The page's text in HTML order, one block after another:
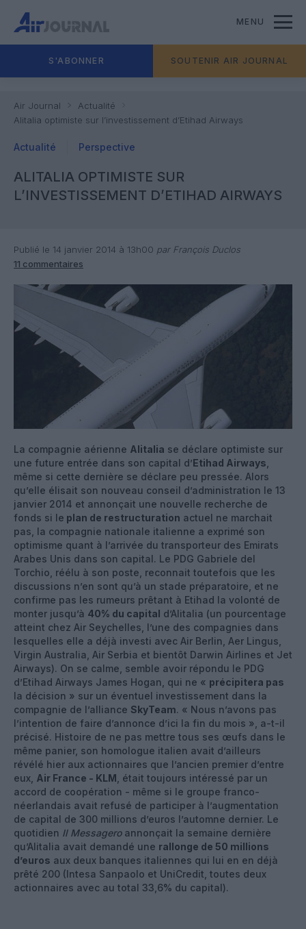
MENU
S'ABONNER SOUTENIR AIR JOURNAL
Air Journal
Actualité
Alitalia optimiste sur l’investissement d’Etihad Airways
Actualité Perspective
ALITALIA OPTIMISTE SUR
L’INVESTISSEMENT D’ETIHAD AIRWAYS
Publié le 14 janvier 2014 à 13h00 par François Duclos
11 commentaires
La compagnie aérienne Alitalia se déclare optimiste sur
une future entrée dans son capital d’Etihad Airways
même si cette dernière se déclare peu pressée. Alors
qu’elle élisait son nouveau conseil d’administration le 13
janvier 2014 et annonçait une nouvelle recherche de
fonds si le plan de restructuration actuel ne marchait
pas, la compagnie nationale italienne a exprimé son
optimisme quant à l’arrivée du transporteur des Emirats
Arabes Unis dans son capital. Le PDG Gabriele del
Torchio, réélu à son poste, reconnait toutefois que les
discussions n’en sont qu’à un stade préparatoire, et ne
confirme pas les rumeurs prêtant à Etihad la volonté de
monter jusqu’à 40% du capital d’Alitalia (un pourcentage
atteint chez Air Seychelles, l’une des compagnies dans
lesquelles elle a déjà investi avec Air Berlin, Aer Lingus,
Virgin Australia, Air Serbia et bientôt Darwin Airlines et Jet
Airways). On se calme, semble avoir répondu le PDG
d’Etihad Airways James Hogan, qui ne « précipitera pas
la décision » sur un éventuel investissement dans la
compagnie de l’alliance SkyTeam. « Nous n’avons pas
l’intention de faire d’annonce d’ici la fin du mois », a-t-il
précisé. Histoire de ne pas mettre tous ses œufs dans le
même panier, son homologue italien avait d’ailleurs
révélé hier aux actionnaires que l’ancien premier d’entre
eux, Air France - KLM , était toujours intéressé par un
accord de coopération - même si le groupe franco-
néerlandais avait refusé de participer à l’augmentation
de capital de 300 millions d’euros l’automne dernier. Le
quotidien Il Messageroannonçait la semaine dernière
qu’Alitalia avait demandé une rallonge de 50 millions
d’euros aux deux banques italiennes qui lui en en déjà
prêté 200 (Intesa Sanpaolo et UniCredit, toutes deux
actionnaires avec au total 33,6% du capital).